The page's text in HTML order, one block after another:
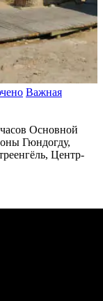
Важная
Основной
Гюндогду,
Центр-